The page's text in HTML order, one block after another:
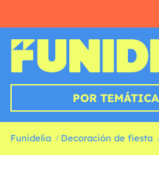
POR
Funidelia Decoración de fiesta